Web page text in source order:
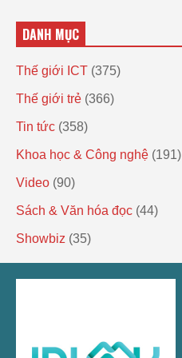
DANH MỤC
Thế giới ICT (375)
Thế giới trẻ (366)
Tin tức (358)
Khoa học & Công nghệ (191)
Video (90)
Sách & Văn hóa đọc (44)
Showbiz (35)